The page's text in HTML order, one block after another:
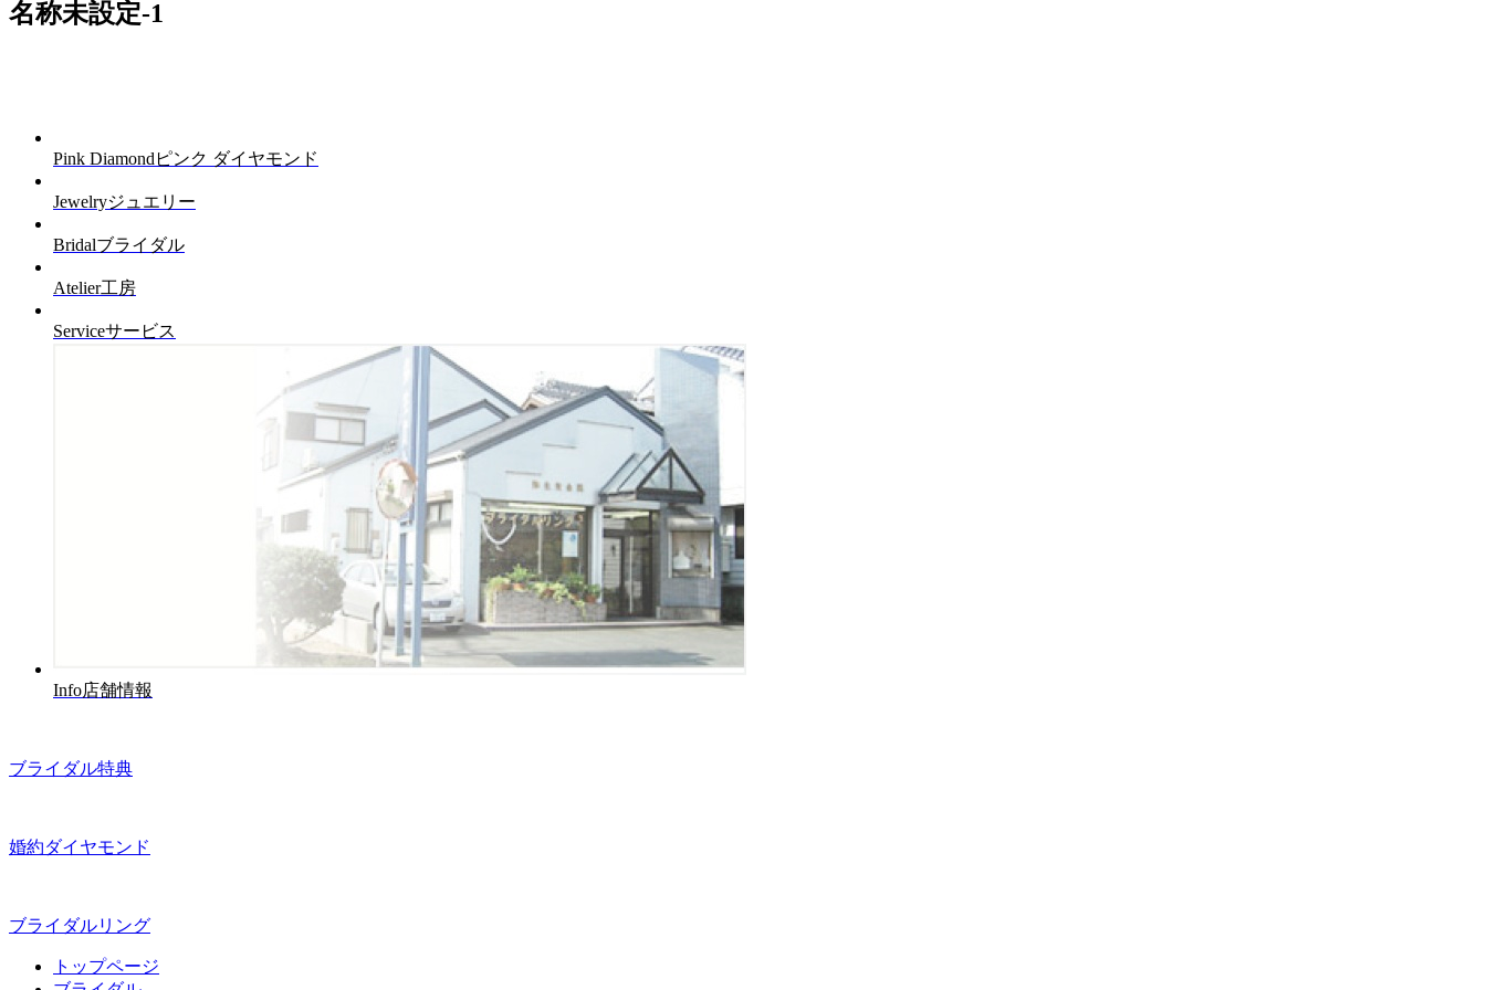
名称未設定-1
Pink Diamond ピンク ダイヤモンド
Jewelryジュエリー
Bridalブライダル
Atelier工房
Serviceサービス
Info店舗情報
ブライダル特典
婚約ダイヤモンド
ブライダルリング
トップページ